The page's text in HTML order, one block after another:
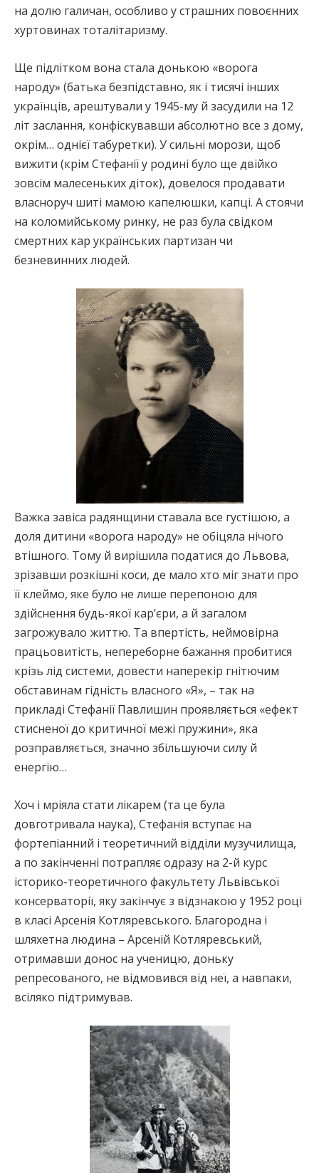
на долю галичан, особливо у страшних повоєнних
хуртовинах тоталітаризму.
Ще підлітком вона стала донькою «ворога
народу» (батька безпідставно, як і тисячі інших
українців, арештували у 1945-му й засудили на 12
літ заслання, конфіскувавши абсолютно все з дому,
окрім… однієї табуретки). У сильні морози, щоб
вижити (крім Стефанії у родині було ще двійко
зовсім малесеньких діток), довелося продавати
власноруч шиті мамою капелюшки, капці. А стоячи
на коломийському ринку, не раз була свідком
смертних кар українських партизан чи
безневинних людей.
Важка завіса радянщини ставала все густішою, а
доля дитини «ворога народу» не обіцяла нічого
втішного. Тому й вирішила податися до Львова,
зрізавши розкішні коси, де мало хто міг знати про
її клеймо, яке було не лише перепоною для
здійснення будь-якої кар’єри, а й загалом
загрожувало життю. Та впертість, неймовірна
працьовитість, непереборне бажання пробитися
крізь лід системи, довести наперекір гнітючим
обставинам гідність власного «Я», – так на
прикладі Стефанії Павлишин проявляється «ефект
стисненої до критичної межі пружини», яка
розправляється, значно збільшуючи силу й
енергію…
Хоч і мріяла стати лікарем (та це була
довготривала наука), Стефанія вступає на
фортепіанний і теоретичний відділи музучилища,
а по закінченні потрапляє одразу на 2-й курс
історико-теоретичного факультету Львівської
консерваторії, яку закінчує з відзнакою у 1952 році
в класі Арсенія Котляревського. Благородна і
шляхетна людина – Арсеній Котляревський,
отримавши донос на ученицю, доньку
репресованого, не відмовився від неї, а навпаки,
всіляко підтримував.